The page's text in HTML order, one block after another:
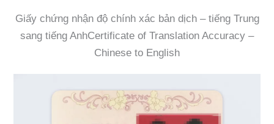
Giấy chứng nhận độ chính xác bản dịch – tiếng Trung
sang tiếng AnhCertificate of Translation Accuracy –
Chinese to English